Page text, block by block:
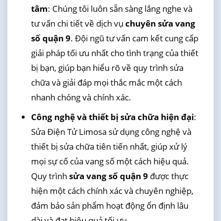
tâm: Chúng tôi luôn sẵn sàng lắng nghe và
tư vấn chi tiết về dịch vụ chuyên sửa vang
số quận 9. Đội ngũ tư vấn cam kết cung cấp
giải pháp tối ưu nhất cho tình trạng của thiết
bị bạn, giúp bạn hiểu rõ về quy trình sửa
chữa và giải đáp mọi thắc mắc một cách
nhanh chóng và chính xác.
Công nghệ và thiết bị sửa chữa hiện đại:
Sửa Điện Tử Limosa sử dụng công nghệ và
thiết bị sửa chữa tiên tiến nhất, giúp xử lý
mọi sự cố của vang số một cách hiệu quả.
Quy trình sửa vang số quận 9 được thực
hiện một cách chính xác và chuyên nghiệp,
đảm bảo sản phẩm hoạt động ổn định lâu